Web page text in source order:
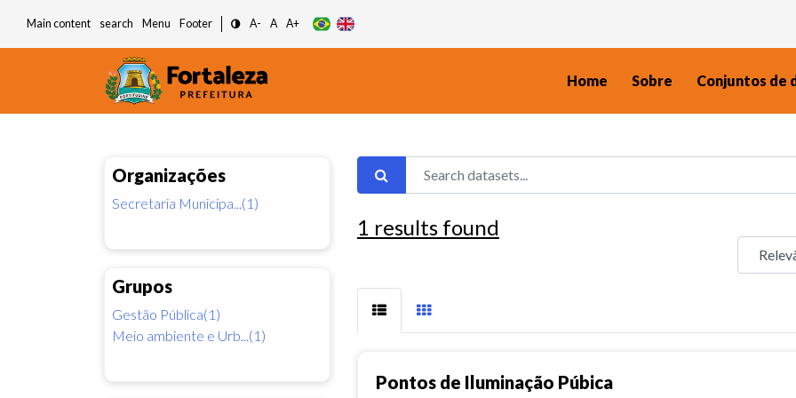
Main content search Menu Footer A- A A+
Home Sobre Conjuntos de
Organizações
Secretaria Municipa...(1)
Grupos
Gestão Pública(1)
Meio ambiente e Urb...(1)
1 results found
Pontos de Iluminação Púbica